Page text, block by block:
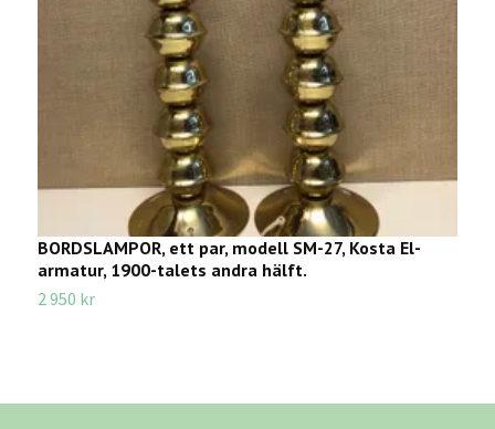
BORDSLAMPOR, ett par, modell SM-27, Kosta El-
armatur, 1900-talets andra hälft.
2 950 kr